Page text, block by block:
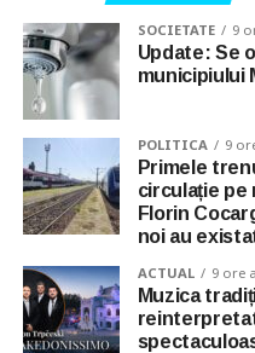
SOCIETATE 9
Update: Se
municipiului
POLITICA 9
Primele
circulație pe
Florin
noi au
ACTUAL 9 ore
Muzica